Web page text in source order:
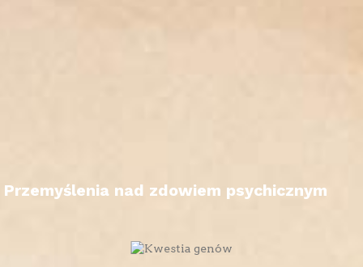
Przemyślenia nad zdowiem psychicznym